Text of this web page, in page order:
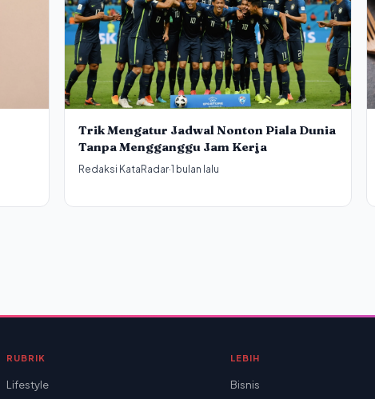
Trik Mengatur Jadwal Nonton Piala Dunia
Tanpa Mengganggu Jam Kerja
Redaksi KataRadar·1 bulan lalu
RUBRIK
Lifestyle
LEBIH
Bisnis